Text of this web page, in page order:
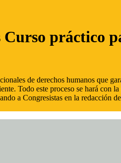
Curso práctico
de derechos humanos que
Todo este proceso se hará con
a Congresistas en la redacción